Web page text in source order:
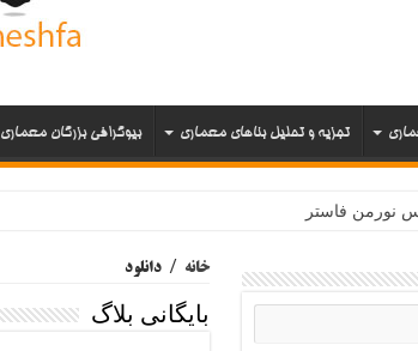
تجزیه و تحلیل بناهای معماری بیوگرافی بزرگان معماری
نورمن فاستر
خانه / دانلود
بایگانی بلاگ